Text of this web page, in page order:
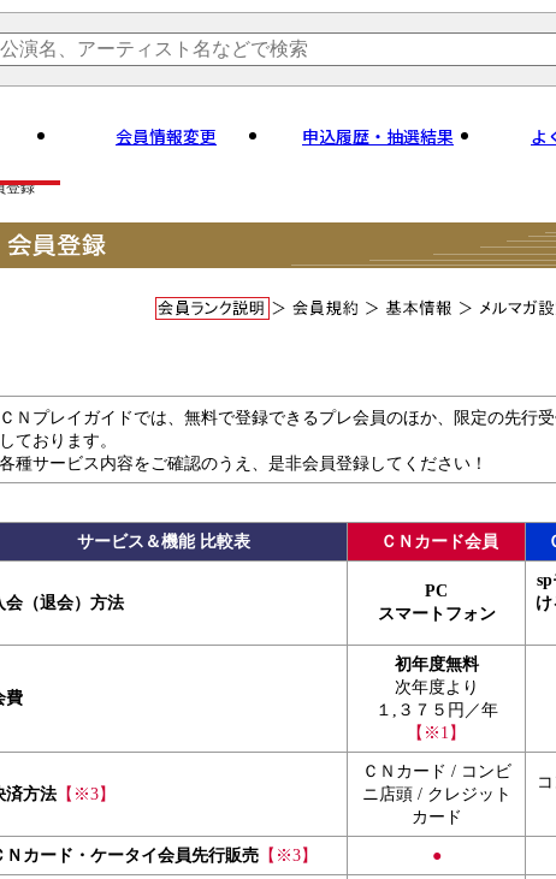
会員情報変更 申込履歴・抽選結果 よ
登録
ＣＮプレイガイドでは、無料で登録できるプレ会員のほか、限定の先行
しております。
各種サービス内容をご確認のうえ、是非会員登録してください！
サービス＆機能 比較表 ＣＮカード会員
会（退会）方法
PC
スマートフォン
費
初年度無料
次年度より
１,３７５円／年
【※1】
済方法 【※3】
ＣＮカード / コンビ
ニ店頭 / クレジット
カード
Ｎカード・ケータイ会員先行販売 【※3】 ●